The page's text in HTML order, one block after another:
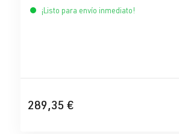
¡Listo para envío inmediato!
289,35 €